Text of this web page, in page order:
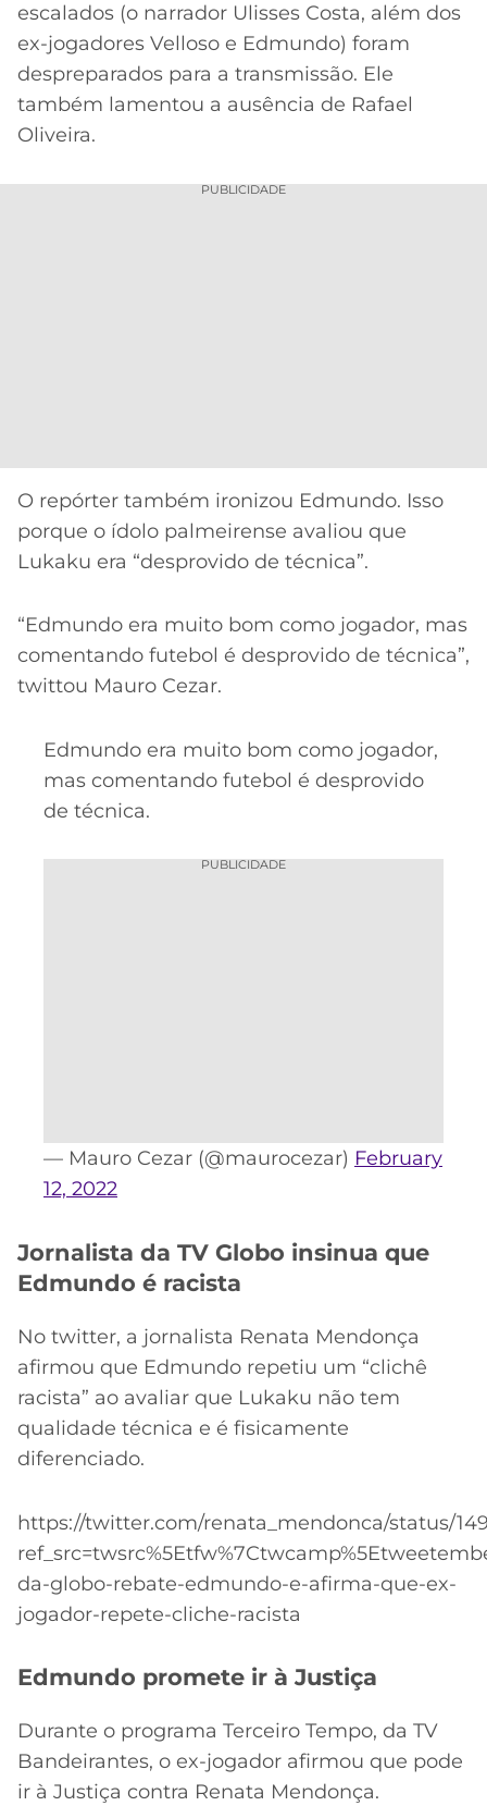
escalados (o narrador Ulisses Costa, além dos
ex-jogadores Velloso e Edmundo) foram
despreparados para a transmissão. Ele
também lamentou a ausência de Rafael
Oliveira.
PUBLICIDADE
O repórter também ironizou Edmundo. Isso
porque o ídolo palmeirense avaliou que
Lukaku era “desprovido de técnica”.
“Edmundo era muito bom como jogador, mas
comentando futebol é desprovido de técnica”,
twittou Mauro Cezar.
Edmundo era muito bom como jogador,
mas comentando futebol é desprovido
de técnica.
PUBLICIDADE
— Mauro Cezar (@maurocezar) February
12, 2022
Jornalista da TV Globo insinua que
Edmundo é racista
No twitter, a jornalista Renata Mendonça
afirmou que Edmundo repetiu um “clichê
racista” ao avaliar que Lukaku não tem
qualidade técnica e é fisicamente
diferenciado.
https://twitter.com/renata_mendonca/status/
da-globo-rebate-edmundo-e-afirma-que-ex-
jogador-repete-cliche-racista
Edmundo promete ir à Justiça
Durante o programa Terceiro Tempo, da TV
Bandeirantes, o ex-jogador afirmou que pode
ir à Justiça contra Renata Mendonça.